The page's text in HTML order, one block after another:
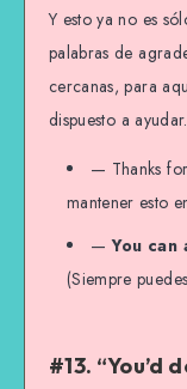
Y esto ya no es
palabras de
cercanas, para
dispuesto a ayudar.
— Thanks
mantener esto
—You can
(Siempre
#13. “You’d